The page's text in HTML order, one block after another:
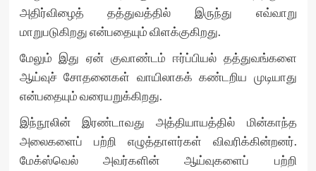
அதிர்விழைத் தத்துவத்தில் இருந்து எவ்வாறு
மாறுபடுகிறது என்பதையும் விளக்குகிறது.
மேலும் இது ஏன் குவாண்டம் ஈர்ப்பியல் தத்துவங்களை
ஆய்வுச் சோதனைகள் வாயிலாகக் கண்டறிய முடியாது
என்பதையும் வரையறுக்கிறது.
இந்நூலின் இரண்டாவது அத்தியாயத்தில் மின்காந்த
அலைகளைப் பற்றி எழுத்தாளர்கள் விவரிக்கின்றனர்.
மேக்ஸ்வெல் அவர்களின் ஆய்வுகளைப் பற்றி